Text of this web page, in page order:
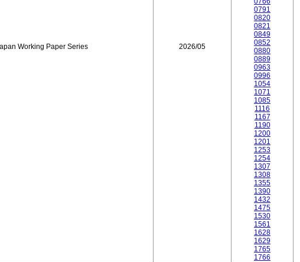
Working Paper Series 2026/05
0791
0820
0821
0849
0852
0880
0889
0963
0996
1054
1071
1085
1116
1167
1190
1200
1201
1253
1254
1307
1308
1355
1390
1432
1475
1530
1561
1628
1629
1765
1766